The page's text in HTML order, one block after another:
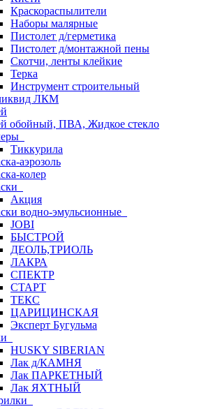
Краскораспылители
Наборы малярные
Пистолет д/герметика
Пистолет д/монтажной пены
Скотчи, ленты клейкие
Терка
Инструмент строительный
ЛКМ
обойный, ПВА, Жидкое стекло
Тиккурила
аэрозоль
колер
Акция
водно-эмульсионные
JOBI
БЫСТРОЙ
ДЕОЛЬ,ТРИОЛЬ
ЛАКРА
СПЕКТР
СТАРТ
ТЕКС
ЦАРИЦИНСКАЯ
Эксперт Бугульма
HUSKY SIBERIAN
Лак д/КАМНЯ
Лак ПАРКЕТНЫЙ
Лак ЯХТНЫЙ